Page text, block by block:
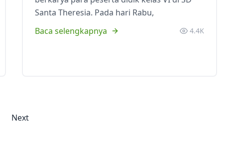
Santa Theresia. Pada hari Rabu,
Baca selengkapnya
4.4K
Next